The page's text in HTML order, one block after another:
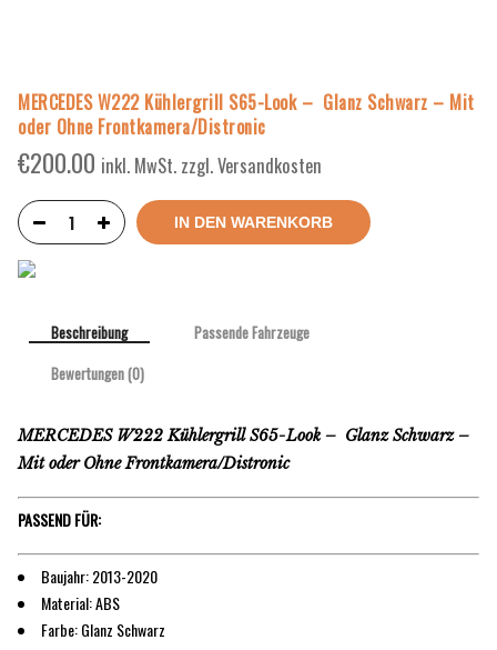
MERCEDES W222 Kühlergrill S65-Look – Glanz Schwarz – Mit
oder Ohne Frontkamera/Distronic
€200.00 inkl. MwSt. zzgl. Versandkosten
IN DEN WARENKORB
Beschreibung
Passende Fahrzeuge
Bewertungen (0)
MERCEDES W222 Kühlergrill S65-Look – Glanz Schwarz –
Mit oder Ohne Frontkamera/Distronic
PASSEND FÜR:
Baujahr: 2013-2020
Material: ABS
Farbe: Glanz Schwarz